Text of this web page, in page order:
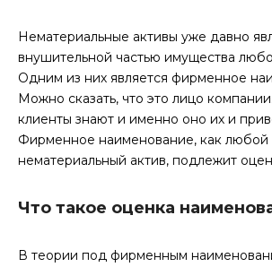
Нематериальные активы уже давно
внушительной частью имущества
Одним из них является фирменное
Можно сказать, что это лицо
клиенты знают и именно оно их и
Фирменное наименование, как любой
нематериальный актив, подлежит
Что такое оценка
В теории под фирменным